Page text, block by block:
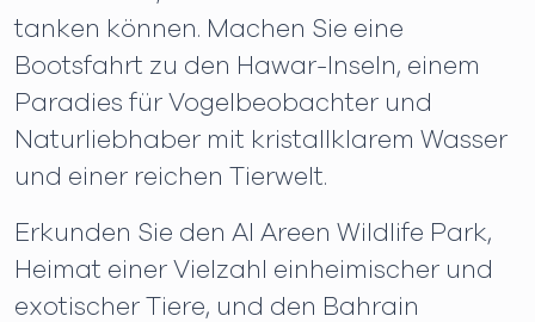
tanken können. Machen Sie eine
Bootsfahrt zu den Hawar-Inseln, einem
Paradies für Vogelbeobachter und
Naturliebhaber mit kristallklarem Wasser
und einer reichen Tierwelt.
Erkunden Sie den Al Areen Wildlife Park,
Heimat einer Vielzahl einheimischer und
exotischer Tiere, und den Bahrain